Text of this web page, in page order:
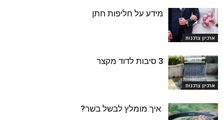
ארכיון צרכנות
מידע על חליפות חתן
ארכיון צרכנות
3 סיבות לדוד מקצר
איך מומלץ לבשל בשר?